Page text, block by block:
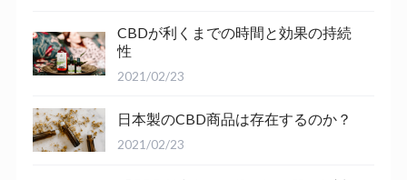
CBDが利くまでの時間と効果の持続
性
2021/02/23
日本製のCBD商品は存在するのか？
2021/02/23